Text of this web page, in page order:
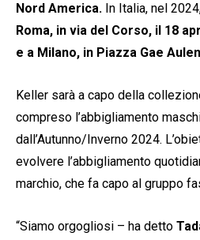
Nord America. In Italia, nel
Roma, in via del Corso, il 18
e a Milano, in Piazza Gae
Keller sarà a capo della
compreso l’abbigliamento
dall’Autunno/Inverno 2024.
evolvere l’abbigliamento
marchio, che fa capo al gruppo
“Siamo orgogliosi – ha detto